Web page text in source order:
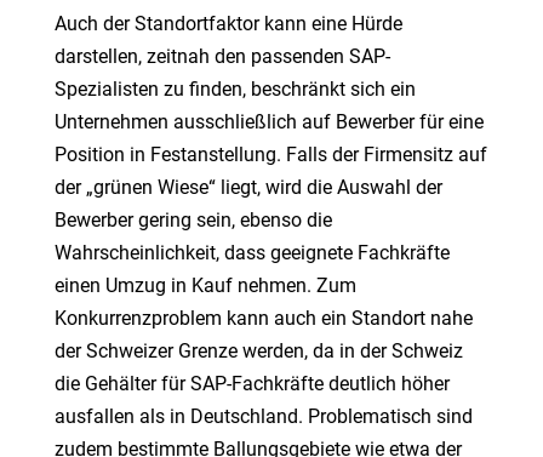
Auch der Standortfaktor kann eine Hürde
darstellen, zeitnah den passenden SAP-
Spezialisten zu finden, beschränkt sich ein
Unternehmen ausschließlich auf Bewerber für eine
Position in Festanstellung. Falls der Firmensitz auf
der „grünen Wiese“ liegt, wird die Auswahl der
Bewerber gering sein, ebenso die
Wahrscheinlichkeit, dass geeignete Fachkräfte
einen Umzug in Kauf nehmen. Zum
Konkurrenzproblem kann auch ein Standort nahe
der Schweizer Grenze werden, da in der Schweiz
die Gehälter für SAP-Fachkräfte deutlich höher
ausfallen als in Deutschland. Problematisch sind
zudem bestimmte Ballungsgebiete wie etwa der